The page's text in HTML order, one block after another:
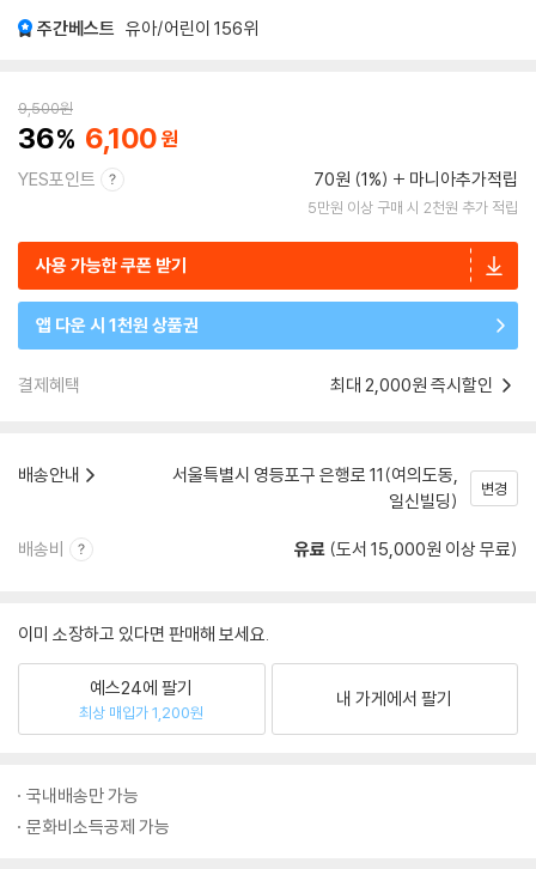
주간베스트 유아/어린이 156위
9,500원
36 6,100
YES포인트 70원 (1%) 마니아추가적립
5만원 이상 구매 시 2천원 추가 적립
사용 가능한 쿠폰 받기
앱 다운 시 1천원 상품권
결제혜택 최대 2,000원 즉시할인
배송안내
서울특별시 영등포구 은행로 11(여의도동,
일신빌딩)
변경
배송비 유료 (도서 15,000원 이상 무료)
이미 소장하고 있다면 판매해 보세요.
예스24에 팔기
최상 매입가 1,200원
내 가게에서 팔기
국내배송만 가능
문화비소득공제 가능